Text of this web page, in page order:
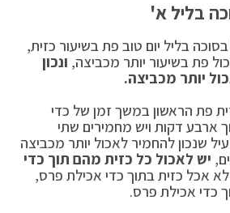
בליל א'
בליל יום טוב פת בשיעור כזית,
פת בשיעור יותר מכביצה, ונכון
יותר מכביצה.
פת הראשון במשך זמן של כדי
ארבע דקות ויש מחמירים שתי
שנכון להחמיר לאכול יותר מכביצה
יש לאכול כל כזית מהם תוך כדי
אכל כזית בתוך כדי אכילת פרס,
כדי אכילת פרס.